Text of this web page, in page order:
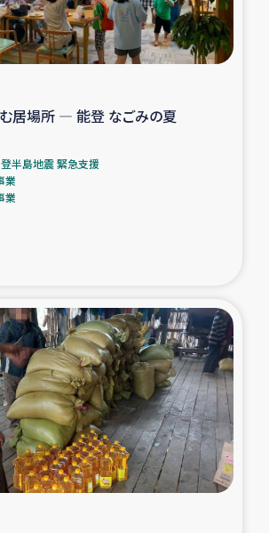
女性の生計向上支援
フォレストリー（カカオ）事業
居場所 ― 能登 なごみの夏
半島地震 緊急支援
業
業